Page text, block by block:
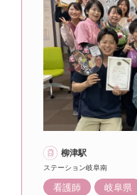
柳津駅
ステーション岐阜南
看護師 岐阜県